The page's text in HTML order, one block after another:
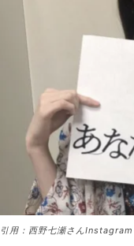
引用：西野七瀬さんInstagram